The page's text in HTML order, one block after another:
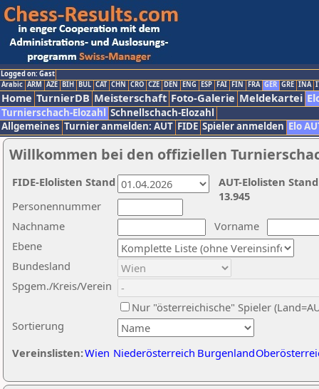
Logged on: Gast
Arabic ARM AZE BIH BUL CAT CHN CRO CZE DEN ENG ESP FAI FIN FRA GER GRE INA
Home TurnierDB Meisterschaft Foto-Galerie Meldekartei
Turnierschach-Elozahl Schnellschach-Elozahl
Allgemeines Turnier anmelden: AUT FIDE Spieler anmelden Elo
Willkommen bei den offiziellen
Nachname
Vorname
Ebene
Sortierung
Personennummer
Bundesland
Spgem./Kreis/Verein
Nur "österreichische" Spieler
Vereinslisten:Wien Niederösterreich Burgenland
AUT-Elolisten
13.945
FIDE-Elolisten Stand